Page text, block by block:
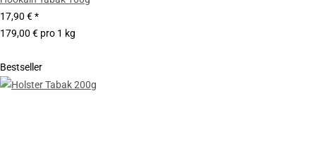
17,90 €*
179,00 € pro 1 kg
Bestseller